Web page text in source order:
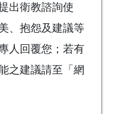
出衛教諮詢使
、抱怨及建議等
人回覆您；若有
之建議請至「網